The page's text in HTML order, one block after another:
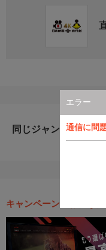
エラー
通信に問
同じジャンルのおす
キャンペーン・お得な情